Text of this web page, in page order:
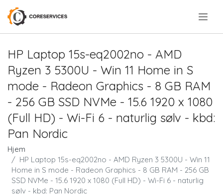
HP Laptop 15s-eq2002no - AMD
Ryzen 3 5300U - Win 11 Home in S
mode - Radeon Graphics - 8 GB RAM
- 256 GB SSD NVMe - 15.6 1920 x 1080
(Full HD) - Wi-Fi 6 - naturlig sølv - kbd:
Pan Nordic
Hjem
HP Laptop 15s-eq2002no - AMD Ryzen 3 5300U - Win 11
Home in S mode - Radeon Graphics - 8 GB RAM - 256 GB
SSD NVMe - 15.6 1920 x 1080 (Full HD) - Wi-Fi 6 - naturlig
sølv - kbd: Pan Nordic